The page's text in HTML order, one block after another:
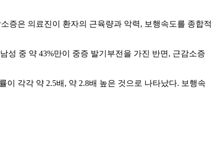
증은 의료진이 환자의 근육량과 악력, 보행속도를 종합적
성 중 약 43%만이 중증 발기부전을 가진 반면, 근감소증
각각 약 2.5배, 약 2.8배 높은 것으로 나타났다. 보행속